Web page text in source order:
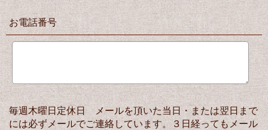
お電話番号
毎週木曜日定休日 メールを頂いた当日・または翌日まで
には必ずメールでご連絡しています。３日経ってもメール